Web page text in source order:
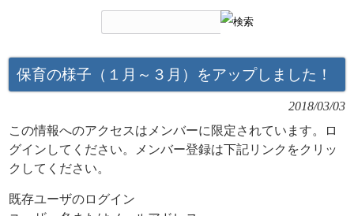
保育の様子（１月～３月）をアップしました！
2018/03/03
この情報へのアクセスはメンバーに限定されています。ロ
グインしてください。メンバー登録は下記リンクをクリッ
クしてください。
既存ユーザのログイン